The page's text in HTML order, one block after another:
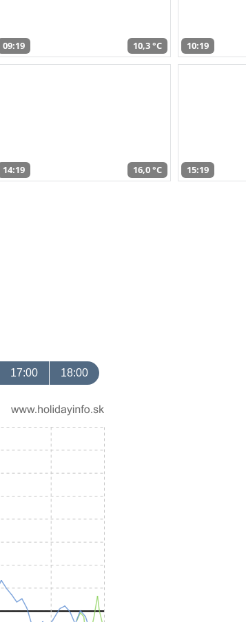
09:19 10,3 °C 10:19
14:19 16,0 °C 15:19
17:00 18:00